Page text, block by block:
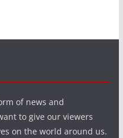
of news and
to give our viewers
on the world around us.